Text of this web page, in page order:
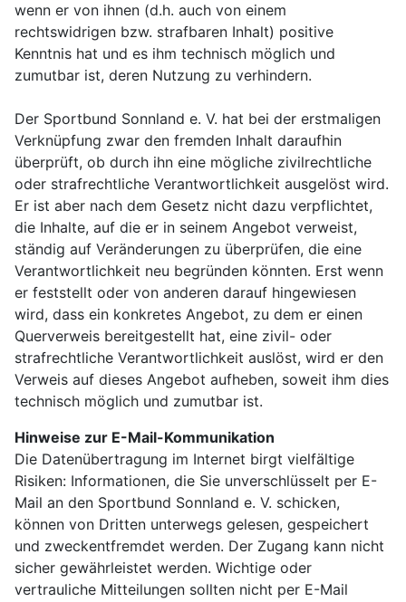
wenn er von ihnen (d.h. auch von einem
rechtswidrigen bzw. strafbaren Inhalt) positive
Kenntnis hat und es ihm technisch möglich und
zumutbar ist, deren Nutzung zu verhindern.
Der Sportbund Sonnland e. V. hat bei der erstmaligen
Verknüpfung zwar den fremden Inhalt daraufhin
überprüft, ob durch ihn eine mögliche zivilrechtliche
oder strafrechtliche Verantwortlichkeit ausgelöst wird.
Er ist aber nach dem Gesetz nicht dazu verpflichtet,
die Inhalte, auf die er in seinem Angebot verweist,
ständig auf Veränderungen zu überprüfen, die eine
Verantwortlichkeit neu begründen könnten. Erst wenn
er feststellt oder von anderen darauf hingewiesen
wird, dass ein konkretes Angebot, zu dem er einen
Querverweis bereitgestellt hat, eine zivil- oder
strafrechtliche Verantwortlichkeit auslöst, wird er den
Verweis auf dieses Angebot aufheben, soweit ihm dies
technisch möglich und zumutbar ist.
Hinweise zur E-Mail-Kommunikation
Die Datenübertragung im Internet birgt vielfältige
Risiken: Informationen, die Sie unverschlüsselt per E-
Mail an den Sportbund Sonnland e. V. schicken,
können von Dritten unterwegs gelesen, gespeichert
und zweckentfremdet werden. Der Zugang kann nicht
sicher gewährleistet werden. Wichtige oder
vertrauliche Mitteilungen sollten nicht per E-Mail